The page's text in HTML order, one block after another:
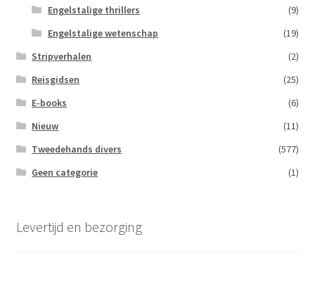
Engelstalige thrillers
(9)
Engelstalige wetenschap
(19)
Stripverhalen
(2)
Reisgidsen
(25)
E-books
(6)
Nieuw
(11)
Tweedehands divers
(577)
Geen categorie
(1)
Levertijd en bezorging